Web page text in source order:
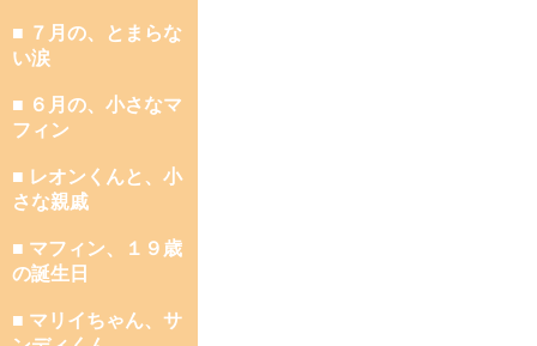
■ ７月の、とまらな
い涙
■ ６月の、小さなマ
フィン
■ レオンくんと、小
さな親戚
■ マフィン、１９歳
の誕生日
■ マリイちゃん、サ